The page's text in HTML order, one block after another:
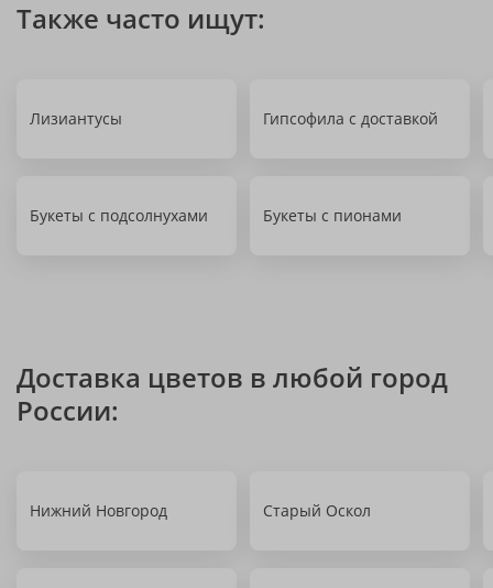
Также часто ищут:
Лизиантусы Гипсофила с доставкой
Букеты с подсолнухами Букеты с пионами
Доставка цветов в любой город
России:
Нижний Новгород Старый Оскол